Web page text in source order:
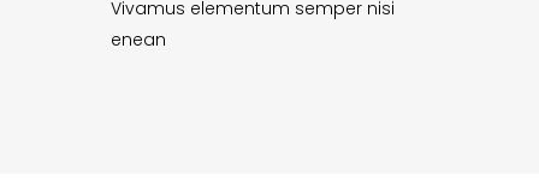
Vivamus elementum semper nisi
enean